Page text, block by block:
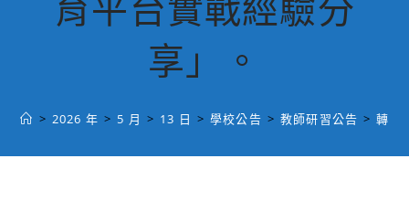
享」。
> 2026 年 > 5 月 > 13 日 > 學校公告 > 教師研習公告 > 轉知